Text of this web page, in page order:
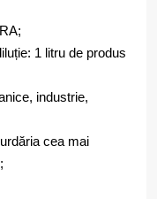
1 litru de produs
industrie,
cea mai